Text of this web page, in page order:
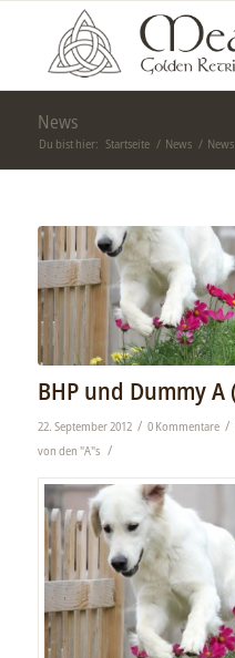
News
Du bist hier: Startseite / News / News
BHP und Dummy A
22. September 2012 / 0 Kommentare /
von den "A"s /